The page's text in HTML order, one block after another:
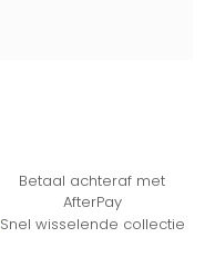
Betaal achteraf met
AfterPay
Snel wisselende collectie